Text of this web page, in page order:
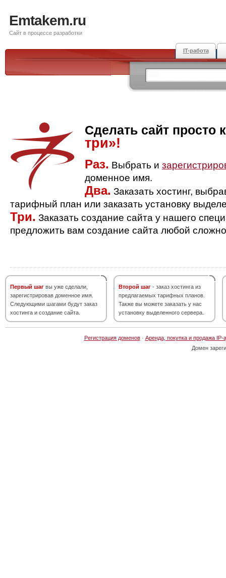
Emtakem.ru
Сайт в процессе разработки
IT-работа
Сделать сайт просто
три»!
Раз. Выбрать и
доменное имя.
Два. Заказать хостинг,
тарифный план или заказать установку
Три. Заказать создание сайта у нашего
предложить вам создание сайта любой
Первый шаг вы уже сделали,
зарегистрировав доменное имя.
Следующими шагами будут заказ
хостинга и создание сайта.
Второй шаг - заказ хостинга из
предлагаемых тарифных планов.
Также вы можете заказать у нас
установку выделенного сервера.
Регистрация доменов· Аренда, покупка и продажа IP-
Домен